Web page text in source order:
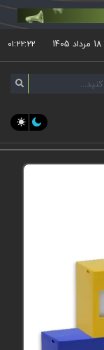
۰۱:۲۲:۲۲